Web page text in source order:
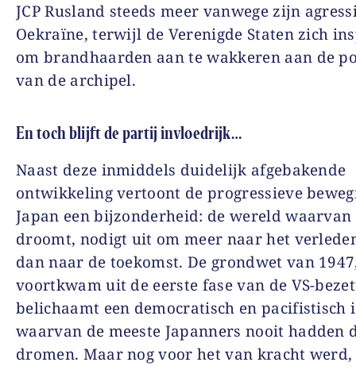
JCP Rusland steeds meer vanwege zijn
Oekraïne, terwijl de Verenigde Staten zich
om brandhaarden aan te wakkeren aan de
van de archipel.
En toch blijft de partij invloedrijk…
Naast deze inmiddels duidelijk afgebakende
ontwikkeling vertoont de progressieve
Japan een bijzonderheid: de wereld
droomt, nodigt uit om meer naar het
dan naar de toekomst. De grondwet van
voortkwam uit de eerste fase van de VS-
belichaamt een democratisch en pacifistisch
waarvan de meeste Japanners nooit hadden
dromen. Maar nog voor het van kracht